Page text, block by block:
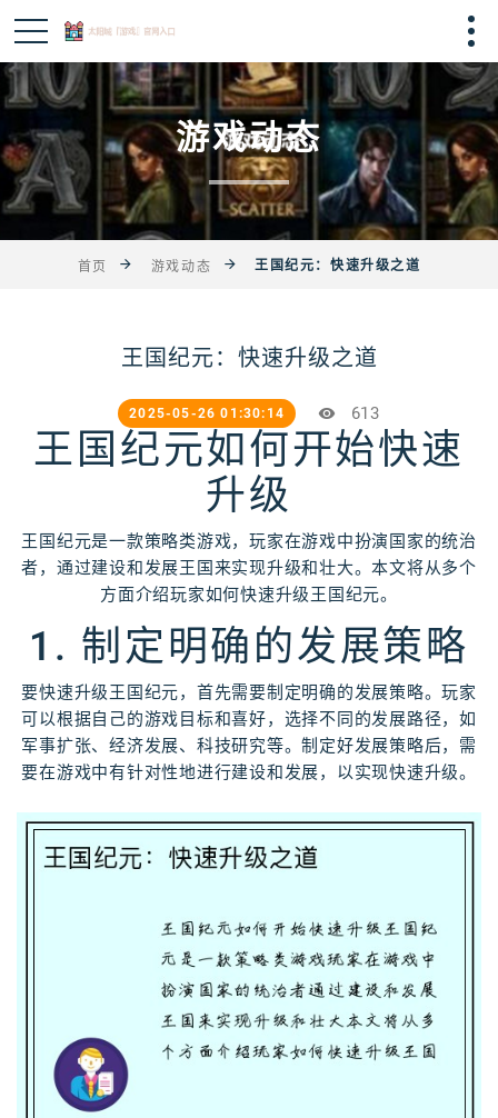
游戏动态
首页 游戏动态 王国纪元：快速升级之道
王国纪元：快速升级之道
2025-05-26 01:30:14 613
王国纪元如何开始快速
升级
王国纪元是一款策略类游戏，玩家在游戏中扮演国家的统治
者，通过建设和发展王国来实现升级和壮大。本文将从多个
方面介绍玩家如何快速升级王国纪元。
1. 制定明确的发展策略
要快速升级王国纪元，首先需要制定明确的发展策略。玩家
可以根据自己的游戏目标和喜好，选择不同的发展路径，如
军事扩张、经济发展、科技研究等。制定好发展策略后，需
要在游戏中有针对性地进行建设和发展，以实现快速升级。